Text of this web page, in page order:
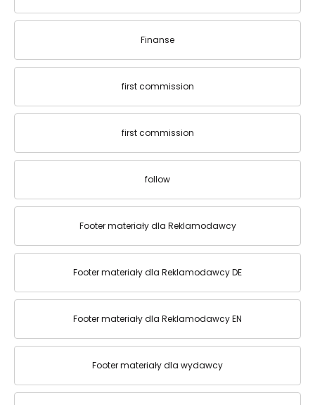
Finanse
first commission
first commission
follow
Footer materiały dla Reklamodawcy
Footer materiały dla Reklamodawcy DE
Footer materiały dla Reklamodawcy EN
Footer materiały dla wydawcy